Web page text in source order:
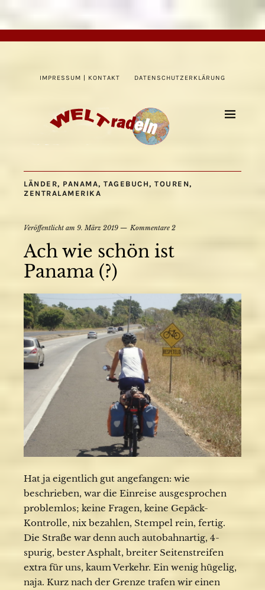
IMPRESSUM | KONTAKT DATENSCHUTZERKLÄRUNG
LÄNDER, PANAMA, TAGEBUCH, TOUREN,
ZENTRALAMERIKA
Veröffentlicht am 9. März 2019 Kommentare 2
Ach wie schön ist
Panama (?)
Hat ja eigentlich gut angefangen: wie
beschrieben, war die Einreise ausgesprochen
problemlos; keine Fragen, keine Gepäck-
Kontrolle, nix bezahlen, Stempel rein, fertig.
Die Straße war denn auch autobahnartig, 4-
spurig, bester Asphalt, breiter Seitenstreifen
extra für uns, kaum Verkehr. Ein wenig hügelig,
naja. Kurz nach der Grenze trafen wir einen